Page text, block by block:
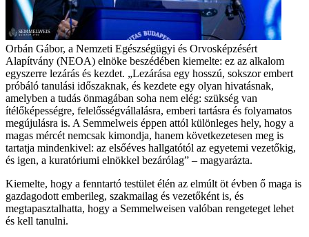
Orbán Gábor, a Nemzeti Egészségügyi és Orvosképzésért
Alapítvány (NEOA) elnöke beszédében kiemelte: ez az alkalom
egyszerre lezárás és kezdet. „Lezárása egy hosszú, sokszor embert
próbáló tanulási időszaknak, és kezdete egy olyan hivatásnak,
amelyben a tudás önmagában soha nem elég: szükség van
ítélőképességre, felelősségvállalásra, emberi tartásra és folyamatos
megújulásra is. A Semmelweis éppen attól különleges hely, hogy a
magas mércét nemcsak kimondja, hanem következetesen meg is
tartatja mindenkivel: az elsőéves hallgatótól az egyetemi vezetőkig,
és igen, a kuratóriumi elnökkel bezárólag” – magyarázta.
Kiemelte, hogy a fenntartó testület élén az elmúlt öt évben ő maga is
gazdagodott emberileg, szakmailag és vezetőként is, és
megtapasztalhatta, hogy a Semmelweisen valóban rengeteget lehet
és kell tanulni.